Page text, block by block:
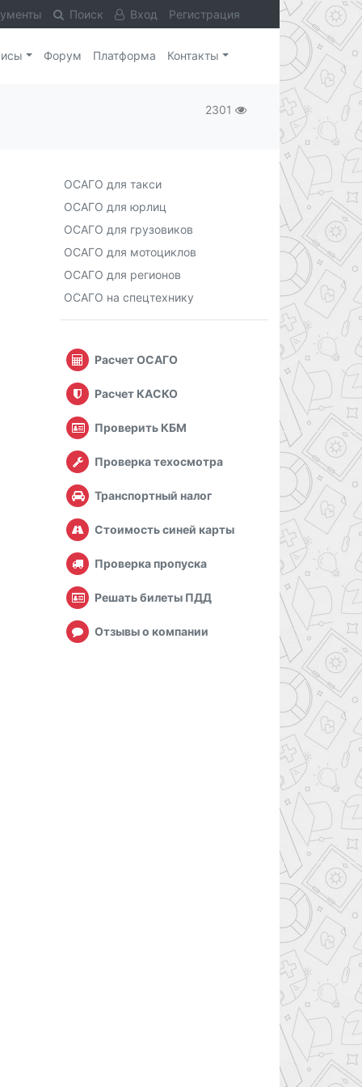
Поиск Вход Регистрация
Форум Платформа Контакты
2301
ОСАГО для такси
ОСАГО для юрлиц
ОСАГО для грузовиков
ОСАГО для мотоциклов
ОСАГО для регионов
ОСАГО на спецтехнику
Расчет ОСАГО
Расчет КАСКО
Проверить КБМ
Проверка техосмотра
Транспортный налог
Стоимость синей карты
Проверка пропуска
Решать билеты ПДД
Отзывы о компании